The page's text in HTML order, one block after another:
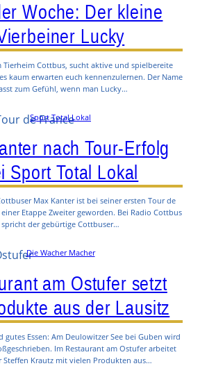
Woche: Der kleine
Lucky
Tierheim Cottbus, sucht aktive und spielbereite
kaum erwarten euch kennenzulernen. Der Name
zum Gefühl, wenn man Lucky…
Sport Total Lokal
nach Tour-Erfolg
Sport Total Lokal
Max Kanter ist bei seiner ersten Tour de
Etappe Zweiter geworden. Bei Radio Cottbus
spricht der gebürtige Cottbuser…
Die Wacher Macher
am Ostufer setzt
aus der Lausitz
gutes Essen: Am Deulowitzer See bei Guben wird
Im Restaurant am Ostufer arbeitet
Steffen Krautz mit vielen Produkten aus…